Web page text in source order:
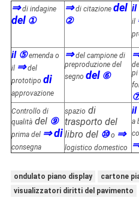
⇒ di indagine
del ①
⇒ di citazione del
②
il
il ⑤emenda o
il ⇒del
prototipo di
approvazione
⇒ del campione di
preproduzione del
segno del ⑥
pi
Controllo di
qualitàdel ⑨
prima del ⇒ di
consegna
spazio di
trasporto del
libro del ⑩o ⇒
logistico domestico
a
ondulato piano display
cartone
visualizzatori diritti del pavimento